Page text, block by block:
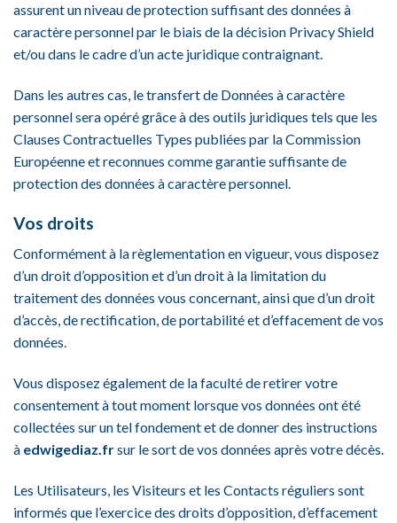
assurent un niveau de protection suffisant des données à
caractère personnel par le biais de la décision Privacy Shield
et/ou dans le cadre d’un acte juridique contraignant.
Dans les autres cas, le transfert de Données à caractère
personnel sera opéré grâce à des outils juridiques tels que les
Clauses Contractuelles Types publiées par la Commission
Européenne et reconnues comme garantie suffisante de
protection des données à caractère personnel.
Vos droits
Conformément à la règlementation en vigueur, vous disposez
d’un droit d’opposition et d’un droit à la limitation du
traitement des données vous concernant, ainsi que d’un droit
d’accès, de rectification, de portabilité et d’effacement de vos
données.
Vous disposez également de la faculté de retirer votre
consentement à tout moment lorsque vos données ont été
collectées sur un tel fondement et de donner des instructions
à edwigediaz.frsur le sort de vos données après votre décès.
Les Utilisateurs, les Visiteurs et les Contacts réguliers sont
informés que l’exercice des droits d’opposition, d’effacement